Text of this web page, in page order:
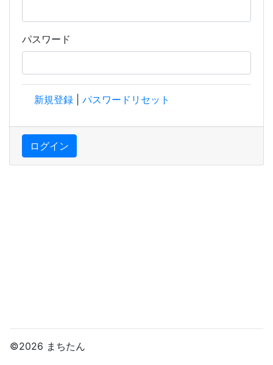
パスワード
新規登録 パスワードリセット
ログイン
©2026 まちたん